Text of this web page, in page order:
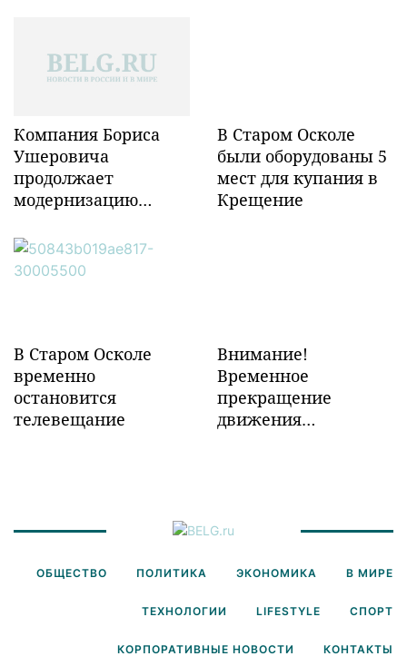
Компания Бориса
Ушеровича
продолжает
модернизацию
инфраструктуры в
Забайкалье
В Старом Осколе
были оборудованы 5
мест для купания в
Крещение
В Старом Осколе
временно
остановится
телевещание
Внимание!
Временное
прекращение
движения
ОБЩЕСТВО ПОЛИТИКА ЭКОНОМИКА В МИРЕ
ТЕХНОЛОГИИ LIFESTYLE СПОРТ
КОРПОРАТИВНЫЕ НОВОСТИ КОНТАКТЫ